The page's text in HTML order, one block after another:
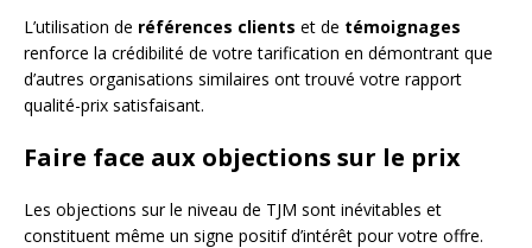
L’utilisation de références clients et de témoignages
renforce la crédibilité de votre tarification en démontrant que
d’autres organisations similaires ont trouvé votre rapport
qualité-prix satisfaisant.
Faire face aux objections sur le prix
Les objections sur le niveau de TJM sont inévitables et
constituent même un signe positif d’intérêt pour votre offre.